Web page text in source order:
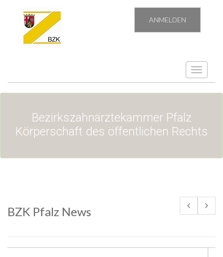
ANMELDEN
Toggle
navigation
Bezirkszahnärztekammer Pfalz
Körperschaft des öffentlichen Rechts
BZK Pfalz News